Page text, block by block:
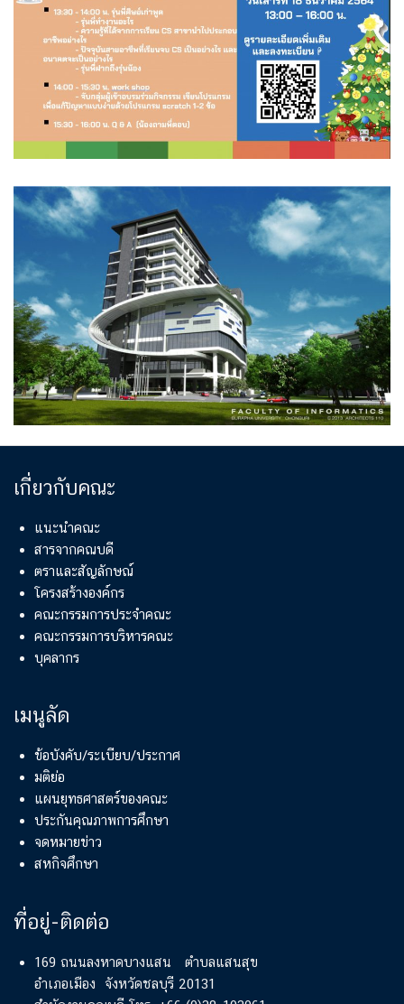
เกี่ยวกับคณะ
แนะนำคณะ
สารจากคณบดี
ตราและสัญลักษณ์
โครงสร้างองค์กร
คณะกรรมการประจำคณะ
คณะกรรมการบริหารคณะ
บุคลากร
เมนูลัด
ข้อบังคับ/ระเบียบ/ประกาศ
มติย่อ
แผนยุทธศาสตร์ของคณะ
ประกันคุณภาพการศึกษา
จดหมายข่าว
สหกิจศึกษา
ที่อยู่-ติดต่อ
169 ถนนลงหาดบางแสน ตำบลแสนสุข
อำเภอเมือง จังหวัดชลบุรี 20131